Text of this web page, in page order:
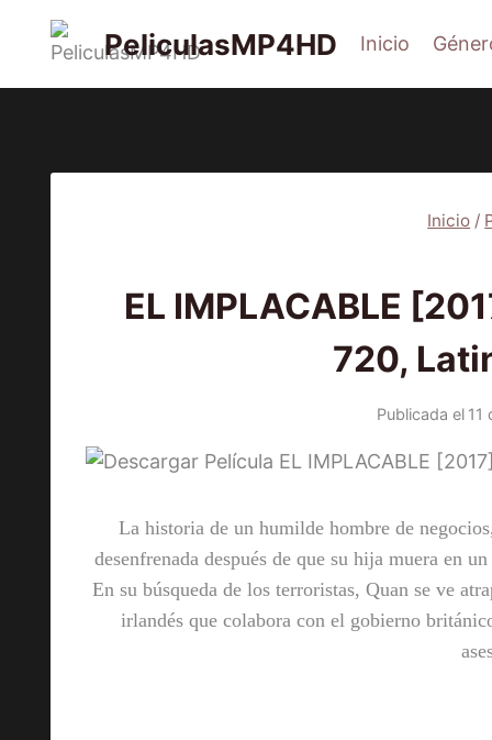
PeliculasMP4HD Inicio
Inicio /
EL IMPLACABLE
720,
Publicada el 11
La historia de un humilde hombre de
desenfrenada después de que su hija muera en
En su búsqueda de los terroristas, Quan se ve
irlandés que colabora con el gobierno